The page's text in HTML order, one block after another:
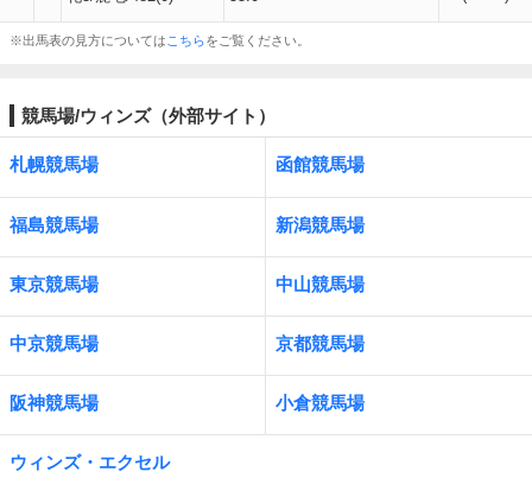
※出馬表の見方については こちらをご覧ください。
競馬場/ウィンズ（外部サイト）
札幌競馬場 函館競馬場
福島競馬場 新潟競馬場
東京競馬場 中山競馬場
中京競馬場 京都競馬場
阪神競馬場 小倉競馬場
ウィンズ・エクセル